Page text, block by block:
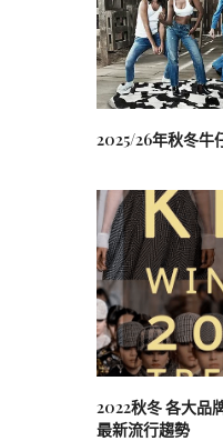
2025/26年秋冬牛
2022秋冬 各大品
最新流行趨勢